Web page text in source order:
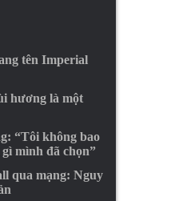
tên Imperial
hương là một
“Tôi không bao
mình đã chọn”
qua mạng: Nguy